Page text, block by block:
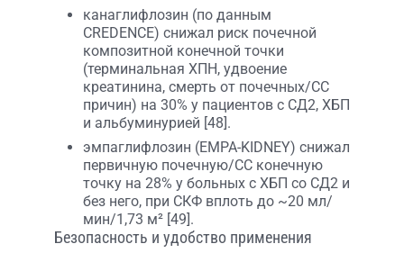
канаглифлозин (по данным
CREDENCE) снижал риск почечной
композитной конечной точки
(терминальная ХПН, удвоение
креатинина, смерть от почечных/СС
причин) на 30% у пациентов с СД2, ХБП
и альбуминурией [48].
эмпаглифлозин (EMPA-KIDNEY) снижал
первичную почечную/СС конечную
точку на 28% у больных с ХБП со СД2 и
без него, при СКФ вплоть до ~20 мл/
мин/1,73 м² [49].
Безопасность и удобство применения